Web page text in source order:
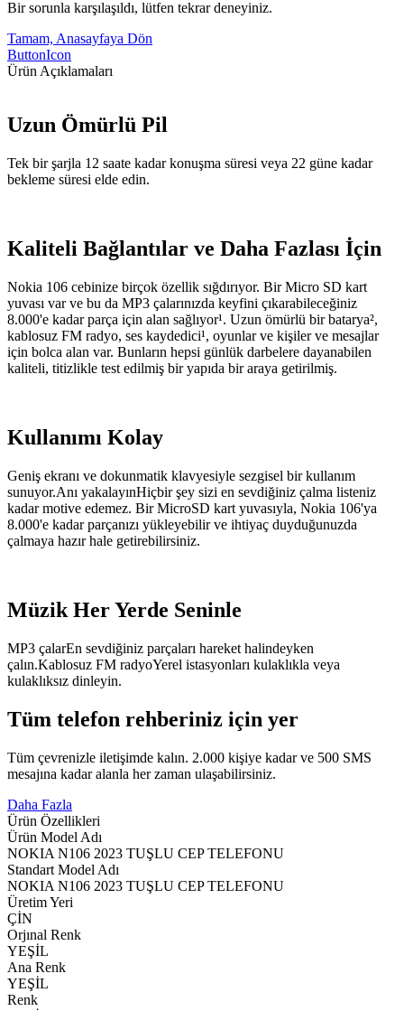
Bir sorunla karşılaşıldı, lütfen tekrar deneyiniz.
Tamam, Anasayfaya Dön
ButtonIcon
Ürün Açıklamaları
Uzun Ömürlü Pil
Tek bir şarjla 12 saate kadar konuşma süresi veya 22 güne kadar
bekleme süresi elde edin.
Kaliteli Bağlantılar ve Daha Fazlası İçin
Nokia 106 cebinize birçok özellik sığdırıyor. Bir Micro SD kart
yuvası var ve bu da MP3 çalarınızda keyfini çıkarabileceğiniz
8.000'e kadar parça için alan sağlıyor¹. Uzun ömürlü bir batarya²,
kablosuz FM radyo, ses kaydedici¹, oyunlar ve kişiler ve mesajlar
için bolca alan var. Bunların hepsi günlük darbelere dayanabilen
kaliteli, titizlikle test edilmiş bir yapıda bir araya getirilmiş.
Kullanımı Kolay
Geniş ekranı ve dokunmatik klavyesiyle sezgisel bir kullanım
sunuyor.Anı yakalayınHiçbir şey sizi en sevdiğiniz çalma listeniz
kadar motive edemez. Bir MicroSD kart yuvasıyla, Nokia 106'ya
8.000'e kadar parçanızı yükleyebilir ve ihtiyaç duyduğunuzda
çalmaya hazır hale getirebilirsiniz.
Müzik Her Yerde Seninle
MP3 çalarEn sevdiğiniz parçaları hareket halindeyken
çalın.Kablosuz FM radyoYerel istasyonları kulaklıkla veya
kulaklıksız dinleyin.
Tüm telefon rehberiniz için yer
Tüm çevrenizle iletişimde kalın. 2.000 kişiye kadar ve 500 SMS
mesajına kadar alanla her zaman ulaşabilirsiniz.
Daha Fazla
Ürün Özellikleri
Ürün Model Adı
NOKIA N106 2023 TUŞLU CEP TELEFONU
Standart Model Adı
NOKIA N106 2023 TUŞLU CEP TELEFONU
Üretim Yeri
ÇİN
Orjınal Renk
YEŞİL
Ana Renk
YEŞİL
Renk